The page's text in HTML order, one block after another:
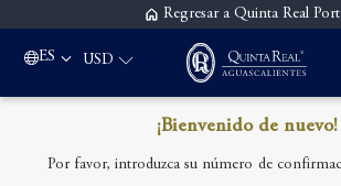
Regresar a Quinta Real
ES USD
¡Bienvenido de nuevo!
Por favor, introduzca su número de